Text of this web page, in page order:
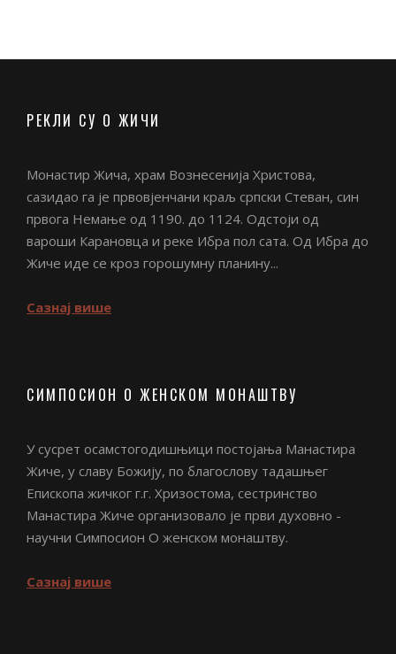
РЕКЛИ СУ О ЖИЧИ
Монастир Жича, храм Вознесенија Христова,
сазидао га је првовјенчани краљ српски Стеван, син
првога Немање од 1190. до 1124. Одстоји од
вароши Карановца и реке Ибра пол сата. Од Ибра до
Жиче иде се кроз горошумну планину...
Сазнај више
СИМПОСИОН О ЖЕНСКОМ МОНАШТВУ
У сусрет осамстогодишњици постојања Манастира
Жиче, у славу Божију, по благослову тадашњег
Епископа жичког г.г. Хризостома, сестринство
Манастира Жиче организовало је први духовно -
научни Симпосион О женском монаштву.
Сазнај више